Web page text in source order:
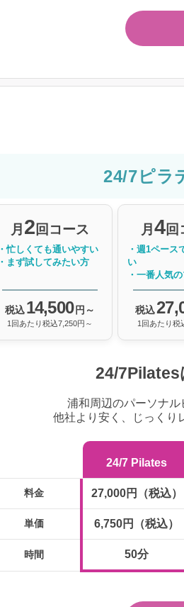
24/7ピラ
月 2回コース
・忙しくても通いやすい
・まず試してみたい方
税込 14,500 円～
1回あたり税込7,250円～
月4回
・週1ペース
い
・一番人気
税込
1回あたり税
24/7Pilates
浦和周辺のパーソナル
他社より安く、じっくり
24/7 Pilates
料金 27,000円（税込）
単価 6,750円（税込）
時間 50分